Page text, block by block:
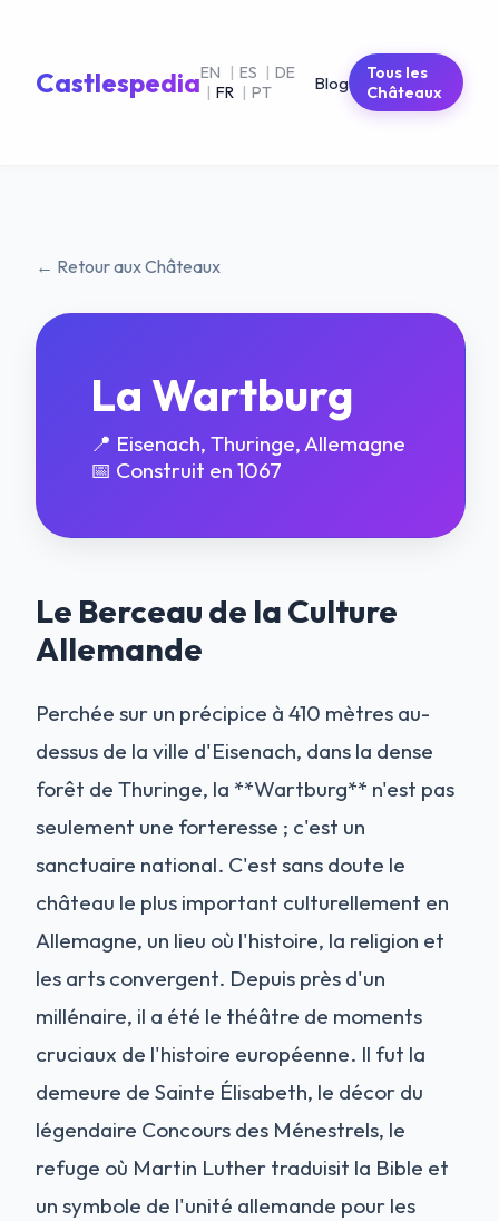
CastlespediaEN | ES | DE
| FR | PT Blog
Tous les
Châteaux
← Retour aux Châteaux
La Wartburg
📍 Eisenach, Thuringe, Allemagne
📅 Construit en 1067
Le Berceau de la Culture
Allemande
Perchée sur un précipice à 410 mètres au-
dessus de la ville d'Eisenach, dans la dense
forêt de Thuringe, la **Wartburg** n'est pas
seulement une forteresse ; c'est un
sanctuaire national. C'est sans doute le
château le plus important culturellement en
Allemagne, un lieu où l'histoire, la religion et
les arts convergent. Depuis près d'un
millénaire, il a été le théâtre de moments
cruciaux de l'histoire européenne. Il fut la
demeure de Sainte Élisabeth, le décor du
légendaire Concours des Ménestrels, le
refuge où Martin Luther traduisit la Bible et
un symbole de l'unité allemande pour les